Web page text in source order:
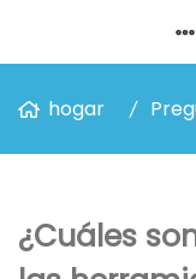
hogar
¿Cuáles